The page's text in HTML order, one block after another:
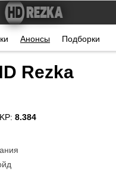
Анонсы Подборки
Rezka
KP: 8.384